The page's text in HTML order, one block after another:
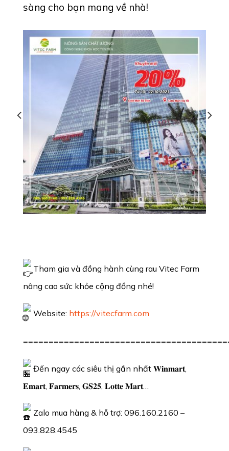
sàng cho bạn mang về nhà!
Tham gia và đồng hành cùng rau Vitec Farm
nâng cao sức khỏe cộng đồng nhé!
Website: https://vitecfarm.com
Đến ngay các siêu thị gần nhất 𝐖𝐢𝐧𝐦𝐚𝐫𝐭,
𝐄𝐦𝐚𝐫𝐭, 𝐅𝐚𝐫𝐦𝐞𝐫𝐬, 𝐆𝐒𝟐𝟓, 𝐋𝐨𝐭𝐭𝐞 𝐌𝐚𝐫𝐭…
Zalo mua hàng & hỗ trợ: 096.160.2160 –
093.828.4545